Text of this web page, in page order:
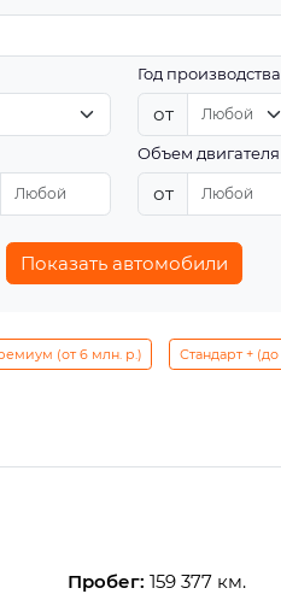
Год производства
от
Объем двигателя
от
Показать автомобили
(от 6 млн. р.) Стандарт +
Пробег: 159 377 км.